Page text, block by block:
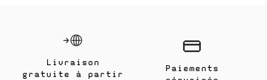
Livraison
gratuite à partir
Paiements